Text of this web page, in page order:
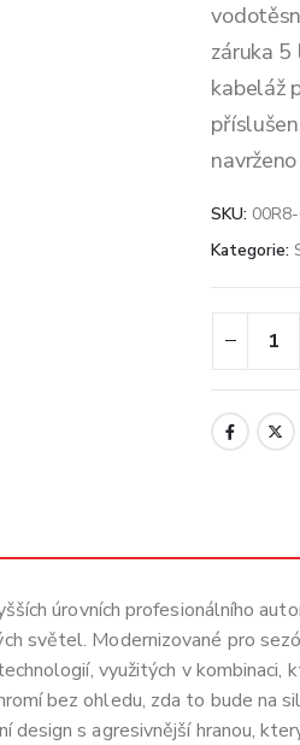
záruka
kabeláž
SKU:
Kategorie:
úrovních profesionálního
světel. Modernizované pro
využitých v
bez ohledu, zda to bude na
design s agresivnější hranou,